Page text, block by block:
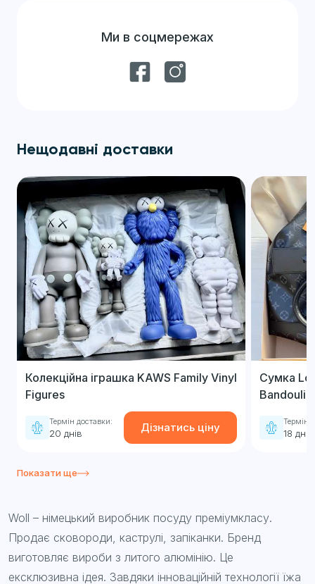
Ми в соцмережах
Нещодавні доставки
Колекційна іграшка KAWS Family Vinyl
Figures
Термін доставки:
20 днів Дізнатись ціну
Сумка
Термін
18 днів
Показати ще
Woll – німецький виробник посуду преміумкласу.
Продає сковороди, каструлі, запіканки. Бренд
виготовляє вироби з литого алюмінію. Це
ексклюзивна ідея. Завдяки інноваційній технології їжа